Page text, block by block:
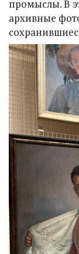
промыслы. В
архивные